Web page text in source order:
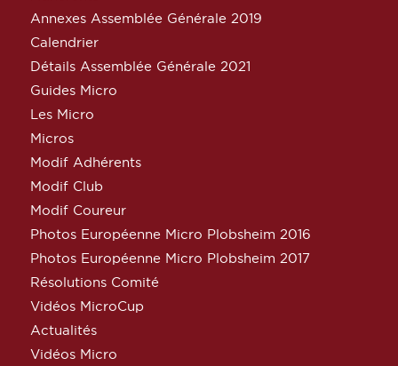
Annexes Assemblée Générale 2019
Calendrier
Détails Assemblée Générale 2021
Guides Micro
Les Micro
Micros
Modif Adhérents
Modif Club
Modif Coureur
Photos Européenne Micro Plobsheim 2016
Photos Européenne Micro Plobsheim 2017
Résolutions Comité
Vidéos MicroCup
Actualités
Vidéos Micro